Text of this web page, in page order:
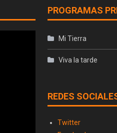
PROGRAMAS
Mi Tierra
Viva la tarde
REDES
Twitter